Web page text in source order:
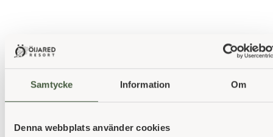
Samtycke Information Om
Denna webbplats använder cookies
Åbningstider
Öppet alla dagar 08.00-21.00